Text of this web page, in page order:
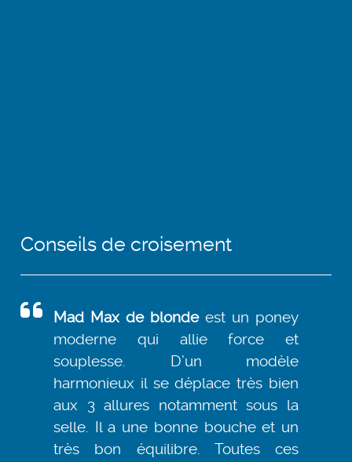
Conseils de croisement
Mad Max de blondeest un poney
moderne qui allie force et
souplesse. D’un modèle
harmonieux il se déplace très bien
aux 3 allures notamment sous la
selle. Il a une bonne bouche et un
très bon équilibre. Toutes ces